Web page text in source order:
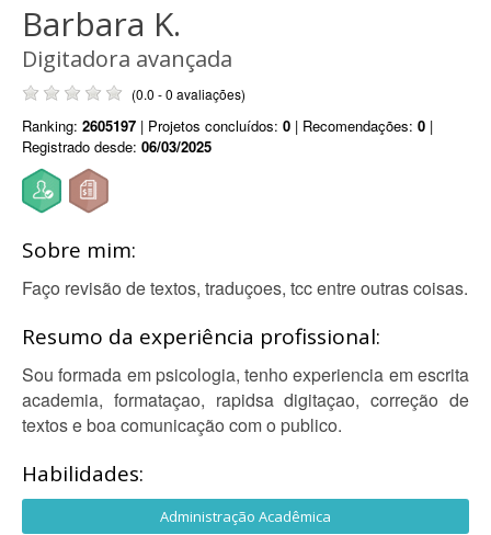
Barbara K.
Digitadora avançada
(0.0 - 0 avaliações)
Ranking: 2605197 | Projetos concluídos: 0 | Recomendações: 0 |
Registrado desde: 06/03/2025
Sobre mim:
Faço revisão de textos, traduçoes, tcc entre outras coisas.
Resumo da experiência profissional:
Sou formada em psicologia, tenho experiencia em escrita
academia, formataçao, rapidsa digitaçao, correção de
textos e boa comunicação com o publico.
Habilidades:
Administração Acadêmica